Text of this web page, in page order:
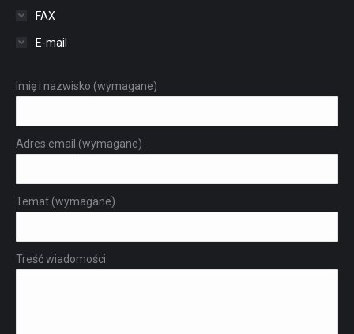
FAX
E-mail
Imię i nazwisko (wymagane)
Adres email (wymagane)
Temat (wymagane)
Treść wiadomości